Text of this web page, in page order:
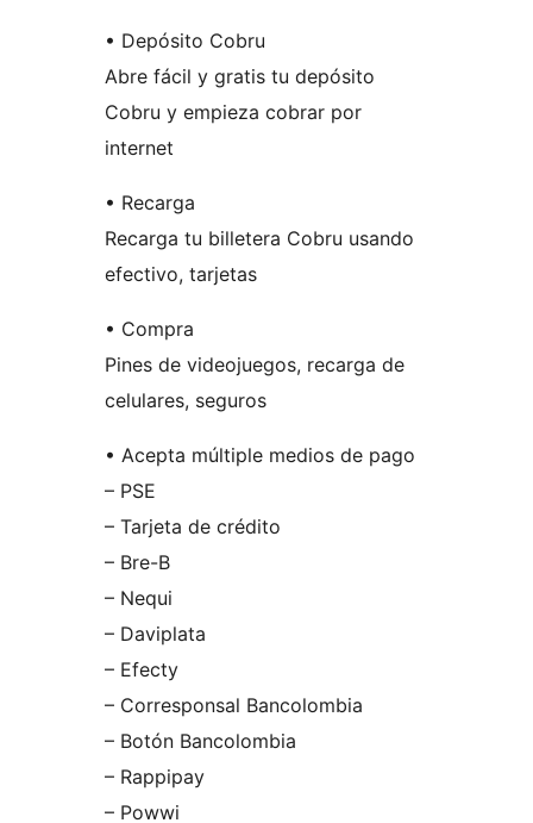
• Depósito Cobru
Abre fácil y gratis tu depósito
Cobru y empieza cobrar por
internet
• Recarga
Recarga tu billetera Cobru usando
efectivo, tarjetas
• Compra
Pines de videojuegos, recarga de
celulares, seguros
• Acepta múltiple medios de pago
– PSE
– Tarjeta de crédito
– Bre-B
– Nequi
– Daviplata
– Efecty
– Corresponsal Bancolombia
– Botón Bancolombia
– Rappipay
– Powwi